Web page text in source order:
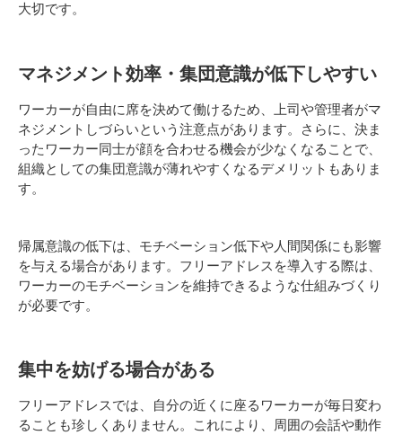
大切です。
マネジメント効率・集団意識が低下しやすい
ワーカーが自由に席を決めて働けるため、上司や管理者がマ
ネジメントしづらいという注意点があります。さらに、決ま
ったワーカー同士が顔を合わせる機会が少なくなることで、
組織としての集団意識が薄れやすくなるデメリットもありま
す。
帰属意識の低下は、モチベーション低下や人間関係にも影響
を与える場合があります。フリーアドレスを導入する際は、
ワーカーのモチベーションを維持できるような仕組みづくり
が必要です。
集中を妨げる場合がある
フリーアドレスでは、自分の近くに座るワーカーが毎日変わ
ることも珍しくありません。これにより、周囲の会話や動作